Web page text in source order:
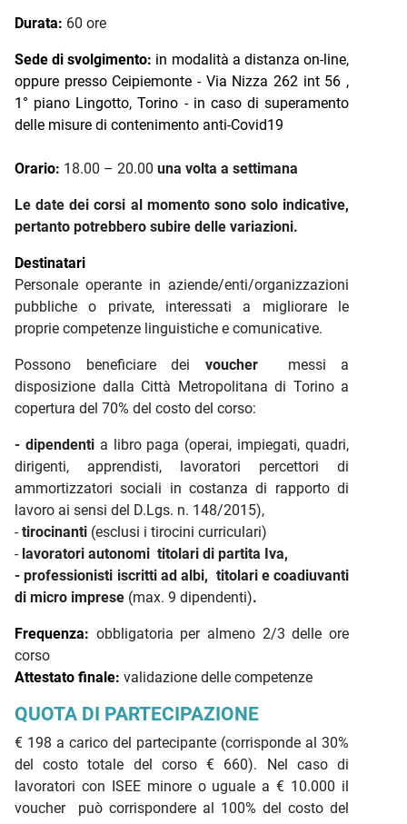
Durata: 60 ore
Sede di svolgimento: in modalità a distanza on-line,
oppure presso Ceipiemonte - Via Nizza 262 int 56 ,
1° piano Lingotto, Torino - in caso di superamento
delle misure di contenimento anti-Covid19
Orario: 18.00 – 20.00 una volta a settimana
Le date dei corsi al momento sono solo indicative,
pertanto potrebbero subire delle variazioni.
Destinatari
Personale operante in aziende/enti/organizzazioni
pubbliche o private, interessati a migliorare le
proprie competenze linguistiche e comunicative.
Possono beneficiare dei vouchermessi a
disposizione dalla Città Metropolitana di Torino a
copertura del 70% del costo del corso:
- dipendentia libro paga (operai, impiegati, quadri,
dirigenti, apprendisti, lavoratori percettori di
ammortizzatori sociali in costanza di rapporto di
lavoro ai sensi del D.Lgs. n. 148/2015),
-tirocinanti (esclusi i tirocini curriculari)
- lavoratori autonomi titolari di partita Iva,
- professionisti iscritti ad albi, titolari e coadiuvanti
di micro imprese (max. 9 dipendenti).
Frequenza: obbligatoria per almeno 2/3 delle ore
corso
Attestato finale: validazione delle competenze
QUOTA DI PARTECIPAZIONE
€ 198 a carico del partecipante (corrisponde al 30%
del costo totale del corso € 660). Nel caso di
lavoratori con ISEE minore o uguale a € 10.000 il
voucher può corrispondere al 100% del costo del